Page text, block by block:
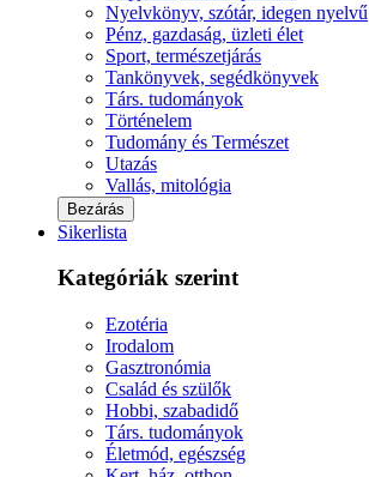
Nyelvkönyv, szótár, idegen nyelvű
Pénz, gazdaság, üzleti élet
Sport, természetjárás
Tankönyvek, segédkönyvek
Társ. tudományok
Történelem
Tudomány és Természet
Utazás
Vallás, mitológia
Bezárás
Sikerlista
Kategóriák szerint
Ezotéria
Irodalom
Gasztronómia
Család és szülők
Hobbi, szabadidő
Társ. tudományok
Életmód, egészség